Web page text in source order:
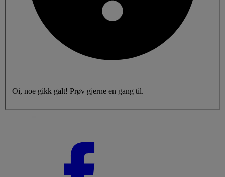
Oi, noe gikk galt! Prøv gjerne en gang til.